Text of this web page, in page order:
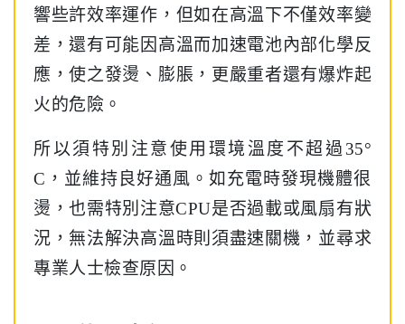
響些許效率運作，但如在高溫下不僅效率變
差，還有可能因高溫而加速電池內部化學反
應，使之發燙、膨脹，更嚴重者還有爆炸起
火的危險。
所以須特別注意使用環境溫度不超過35°
C，並維持良好通風。如充電時發現機體很
燙，也需特別注意CPU是否過載或風扇有狀
況，無法解決高溫時則須盡速關機，並尋求
專業人士檢查原因。